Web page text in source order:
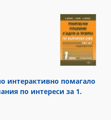
интерактивно помагало
по интереси за 1.